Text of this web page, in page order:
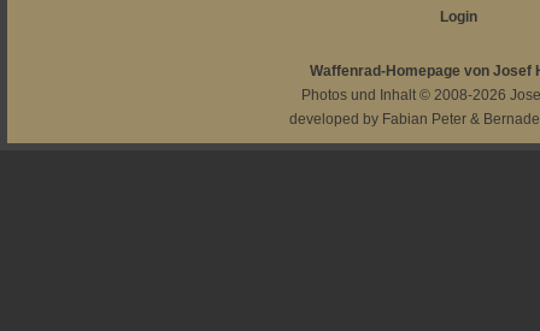
Login
Waffenrad-Homepage von Josef
Photos und Inhalt © 2008-2026
developed by Fabian Peter &